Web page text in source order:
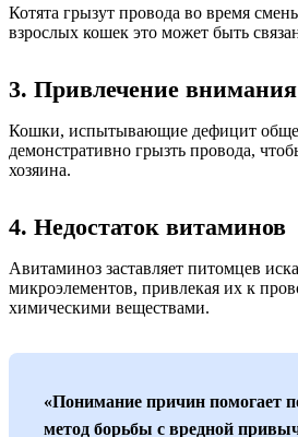
Котята грызут провода во время
взрослых кошек это может быть
3. Привлечение внимания
Кошки, испытывающие дефицит
демонстративно грызть провода,
хозяина.
4. Недостаток витаминов
Авитаминоз заставляет питомцев
микроэлементов, привлекая их к
химическими веществами.
«Понимание причин помогает
метод борьбы с вредной